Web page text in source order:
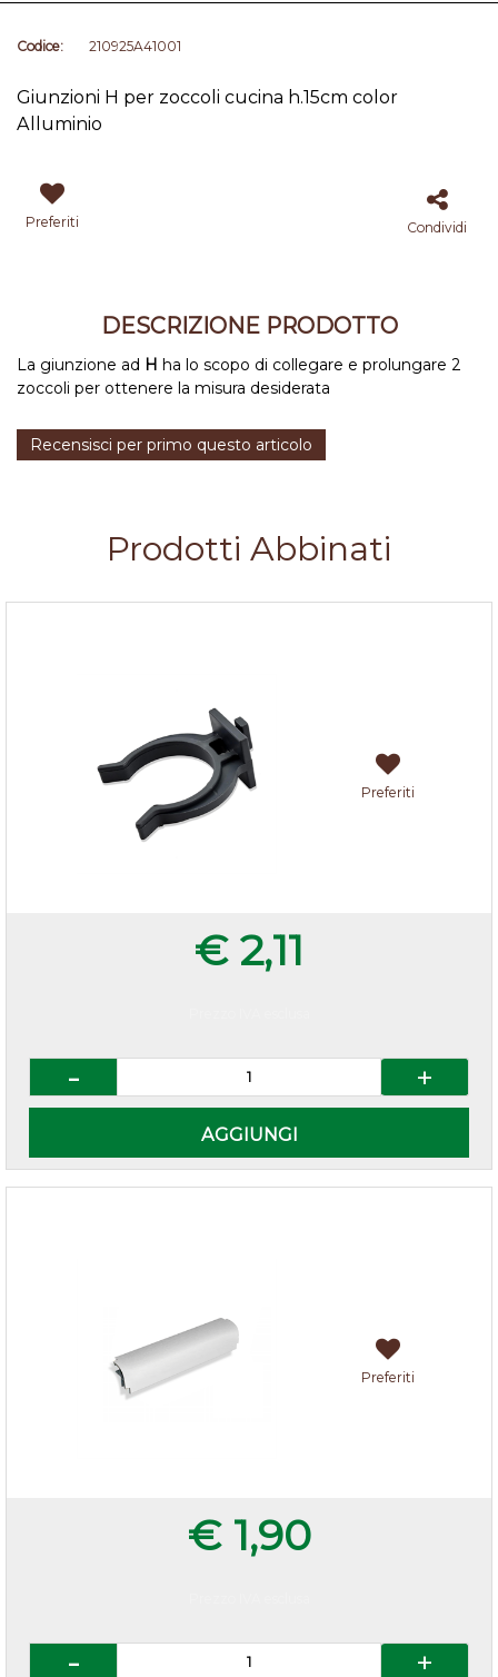
Codice: 210925A41001
Giunzioni H per zoccoli cucina h.15cm color
Alluminio
Preferiti Condividi
DESCRIZIONE PRODOTTO
La giunzione ad H ha lo scopo di collegare e prolungare 2
zoccoli per ottenere la misura desiderata
Recensisci per primo questo articolo
Prodotti Abbinati
Preferiti
€ 2,11
AGGIUNGI
Preferiti
€ 1,90